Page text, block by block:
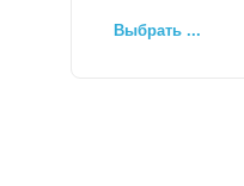
Выбрать ...